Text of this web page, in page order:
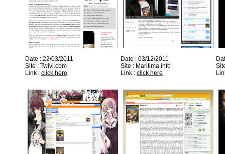
Date : 22/03/2011
Site : Twivi.com
Link : click here
Date : 03/12/2011
Site : Maritima.info
Link : click here